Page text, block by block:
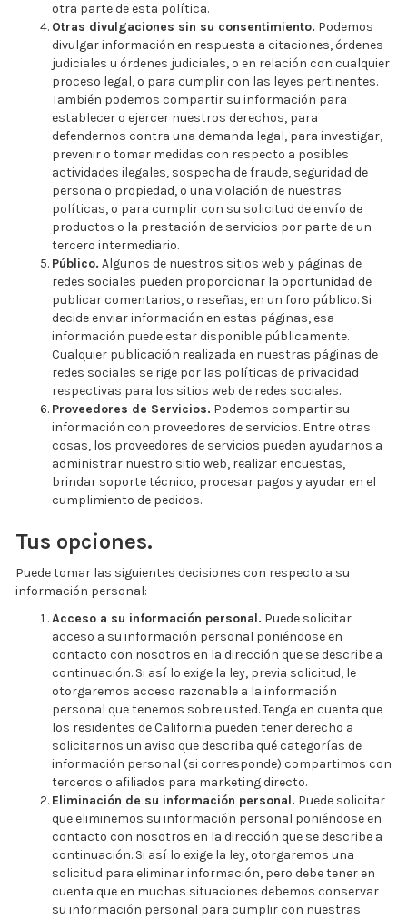
otra parte de esta política.
Otras divulgaciones sin su consentimiento. Podemos
divulgar información en respuesta a citaciones, órdenes
judiciales u órdenes judiciales, o en relación con cualquier
proceso legal, o para cumplir con las leyes pertinentes.
También podemos compartir su información para
establecer o ejercer nuestros derechos, para
defendernos contra una demanda legal, para investigar,
prevenir o tomar medidas con respecto a posibles
actividades ilegales, sospecha de fraude, seguridad de
persona o propiedad, o una violación de nuestras
políticas, o para cumplir con su solicitud de envío de
productos o la prestación de servicios por parte de un
tercero intermediario.
Público. Algunos de nuestros sitios web y páginas de
redes sociales pueden proporcionar la oportunidad de
publicar comentarios, o reseñas, en un foro público. Si
decide enviar información en estas páginas, esa
información puede estar disponible públicamente.
Cualquier publicación realizada en nuestras páginas de
redes sociales se rige por las políticas de privacidad
respectivas para los sitios web de redes sociales.
Proveedores de Servicios. Podemos compartir su
información con proveedores de servicios. Entre otras
cosas, los proveedores de servicios pueden ayudarnos a
administrar nuestro sitio web, realizar encuestas,
brindar soporte técnico, procesar pagos y ayudar en el
cumplimiento de pedidos.
Tus opciones.
Puede tomar las siguientes decisiones con respecto a su
información personal:
Acceso a su información personal. Puede solicitar
acceso a su información personal poniéndose en
contacto con nosotros en la dirección que se describe a
continuación. Si así lo exige la ley, previa solicitud, le
otorgaremos acceso razonable a la información
personal que tenemos sobre usted. Tenga en cuenta que
los residentes de California pueden tener derecho a
solicitarnos un aviso que describa qué categorías de
información personal (si corresponde) compartimos con
terceros o afiliados para marketing directo.
Eliminación de su información personal. Puede solicitar
que eliminemos su información personal poniéndose en
contacto con nosotros en la dirección que se describe a
continuación. Si así lo exige la ley, otorgaremos una
solicitud para eliminar información, pero debe tener en
cuenta que en muchas situaciones debemos conservar
su información personal para cumplir con nuestras